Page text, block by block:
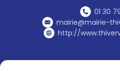
01 30
mairie@mairie-
http://